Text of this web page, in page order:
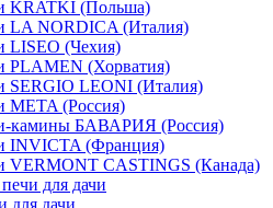
KRATKI (Польша)
LA NORDICA (Италия)
LISEO (Чехия)
PLAMEN (Хорватия)
SERGIO LEONI (Италия)
META (Россия)
камины БАВАРИЯ (Россия)
INVICTA (Франция)
VERMONT CASTINGS (Канада)
для дачи
для дачи